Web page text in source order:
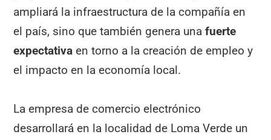
ampliará la infraestructura de la compañía en
el país, sino que también genera unafuerte
expectativa en torno a la creación de empleo y
el impacto en la economía local.
La empresa de comercio electrónico
desarrollará en la localidad de Loma Verde un